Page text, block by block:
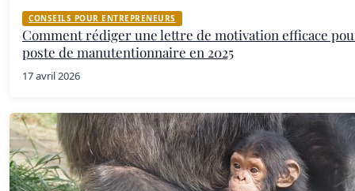
CONSEILS POUR ENTREPRENEURS
Comment rédiger une lettre de motivation efficace
poste de manutentionnaire en 2025
17 avril 2026